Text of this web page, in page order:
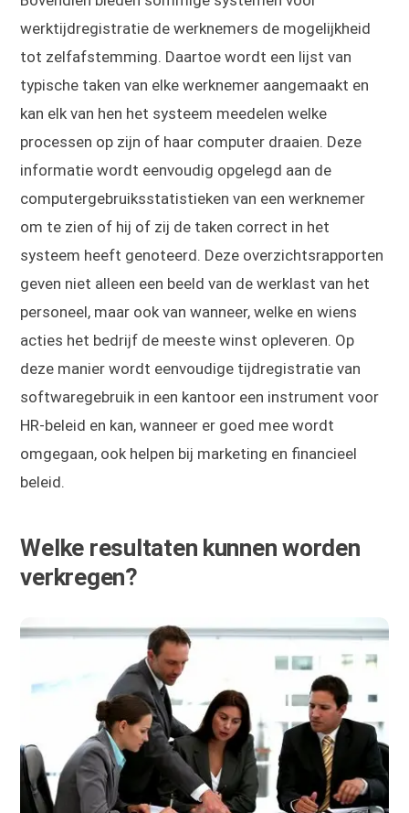
werktijdregistratie de werknemers de mogelijkheid
tot zelfafstemming. Daartoe wordt een lijst van
typische taken van elke werknemer aangemaakt en
kan elk van hen het systeem meedelen welke
processen op zijn of haar computer draaien. Deze
informatie wordt eenvoudig opgelegd aan de
computergebruiksstatistieken van een werknemer
om te zien of hij of zij de taken correct in het
systeem heeft genoteerd. Deze overzichtsrapporten
geven niet alleen een beeld van de werklast van het
personeel, maar ook van wanneer, welke en wiens
acties het bedrijf de meeste winst opleveren. Op
deze manier wordt eenvoudige tijdregistratie van
softwaregebruik in een kantoor een instrument voor
HR-beleid en kan, wanneer er goed mee wordt
omgegaan, ook helpen bij marketing en financieel
beleid.
Welke resultaten kunnen worden
verkregen?